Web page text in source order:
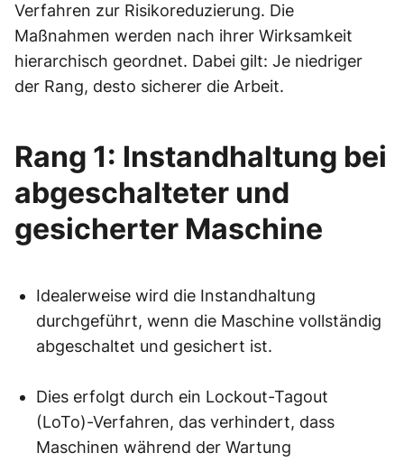
Verfahren zur Risikoreduzierung. Die
Maßnahmen werden nach ihrer Wirksamkeit
hierarchisch geordnet. Dabei gilt: Je niedriger
der Rang, desto sicherer die Arbeit.
Rang 1: Instandhaltung bei
abgeschalteter und
gesicherter Maschine
Idealerweise wird die Instandhaltung
durchgeführt, wenn die Maschine vollständig
abgeschaltet und gesichert ist.
Dies erfolgt durch ein Lockout-Tagout
(LoTo)-Verfahren, das verhindert, dass
Maschinen während der Wartung